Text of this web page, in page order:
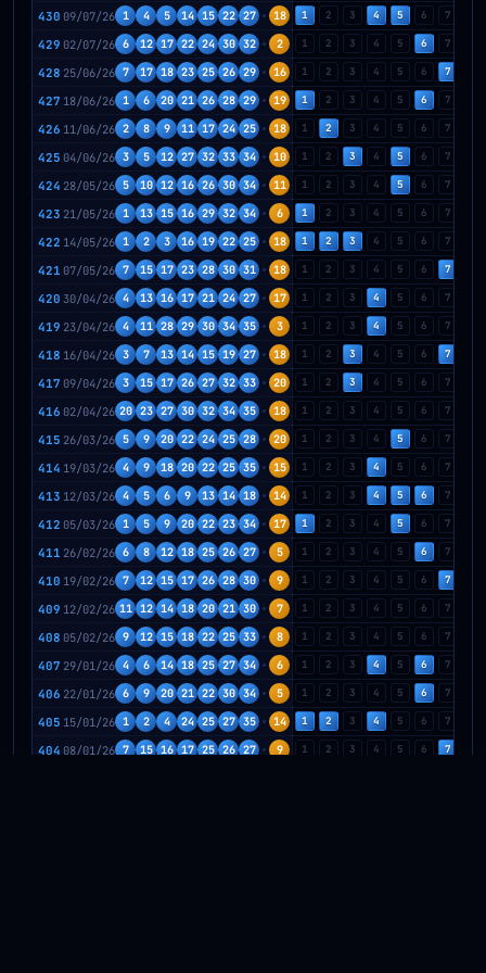
430 09/07/26 1 4 5 14 15 22 27 18 1 2 3 4 5 6 7
429 02/07/26 6 12 17 22 24 30 32 2 1 2 3 4 5 6 7
428 25/06/26 7 17 18 23 25 26 29 16 1 2 3 4 5 6 7
427 18/06/26 1 6 20 21 26 28 29 19 1 2 3 4 5 6 7
426 11/06/26 2 8 9 11 17 24 25 18 1 2 3 4 5 6 7
425 04/06/26 3 5 12 27 32 33 34 10 1 2 3 4 5 6 7
424 28/05/26 5 10 12 16 26 30 34 11 1 2 3 4 5 6 7
423 21/05/26 1 13 15 16 29 32 34 6 1 2 3 4 5 6 7
422 14/05/26 1 2 3 16 19 22 25 18 1 2 3 4 5 6 7
421 07/05/26 7 15 17 23 28 30 31 18 1 2 3 4 5 6 7
420 30/04/26 4 13 16 17 21 24 27 17 1 2 3 4 5 6 7
419 23/04/26 4 11 28 29 30 34 35 3 1 2 3 4 5 6 7
418 16/04/26 3 7 13 14 15 19 27 18 1 2 3 4 5 6 7
417 09/04/26 3 15 17 26 27 32 33 20 1 2 3 4 5 6 7
416 02/04/26 20 23 27 30 32 34 35 18 1 2 3 4 5 6 7
415 26/03/26 5 9 20 22 24 25 28 20 1 2 3 4 5 6 7
414 19/03/26 4 9 18 20 22 25 35 15 1 2 3 4 5 6 7
413 12/03/26 4 5 6 9 13 14 18 14 1 2 3 4 5 6 7
412 05/03/26 1 5 9 20 22 23 34 17 1 2 3 4 5 6 7
411 26/02/26 6 8 12 18 25 26 27 5 1 2 3 4 5 6 7
410 19/02/26 7 12 15 17 26 28 30 9 1 2 3 4 5 6 7
409 12/02/26 11 12 14 18 20 21 30 7 1 2 3 4 5 6 7
408 05/02/26 9 12 15 18 22 25 33 8 1 2 3 4 5 6 7
407 29/01/26 4 6 14 18 25 27 34 6 1 2 3 4 5 6 7
406 22/01/26 6 9 20 21 22 30 34 5 1 2 3 4 5 6 7
405 15/01/26 1 2 4 24 25 27 35 14 1 2 3 4 5 6 7
404 08/01/26 7 15 16 17 25 26 27 9 1 2 3 4 5 6 7